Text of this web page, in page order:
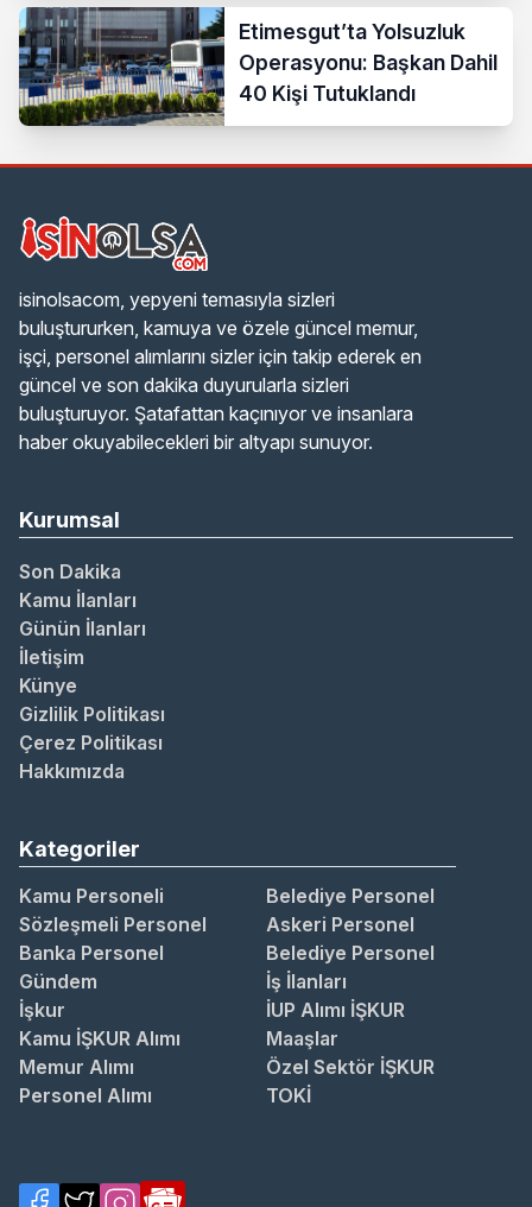
Etimesgut’ta Yolsuzluk
Operasyonu: Başkan Dahil
40 Kişi Tutuklandı
isinolsacom, yepyeni temasıyla sizleri
buluştururken, kamuya ve özele güncel memur,
işçi, personel alımlarını sizler için takip ederek en
güncel ve son dakika duyurularla sizleri
buluşturuyor. Şatafattan kaçınıyor ve insanlara
haber okuyabilecekleri bir altyapı sunuyor.
Kurumsal
Son Dakika
Kamu İlanları
Günün İlanları
İletişim
Künye
Gizlilik Politikası
Çerez Politikası
Hakkımızda
Kategoriler
Kamu Personeli
Belediye Personel
Sözleşmeli Personel
Askeri Personel
Banka Personel
Belediye Personel
Gündem
İş İlanları
İşkur
İUP Alımı İŞKUR
Kamu İŞKUR Alımı
Maaşlar
Memur Alımı
Özel Sektör İŞKUR
Personel Alımı
TOKİ